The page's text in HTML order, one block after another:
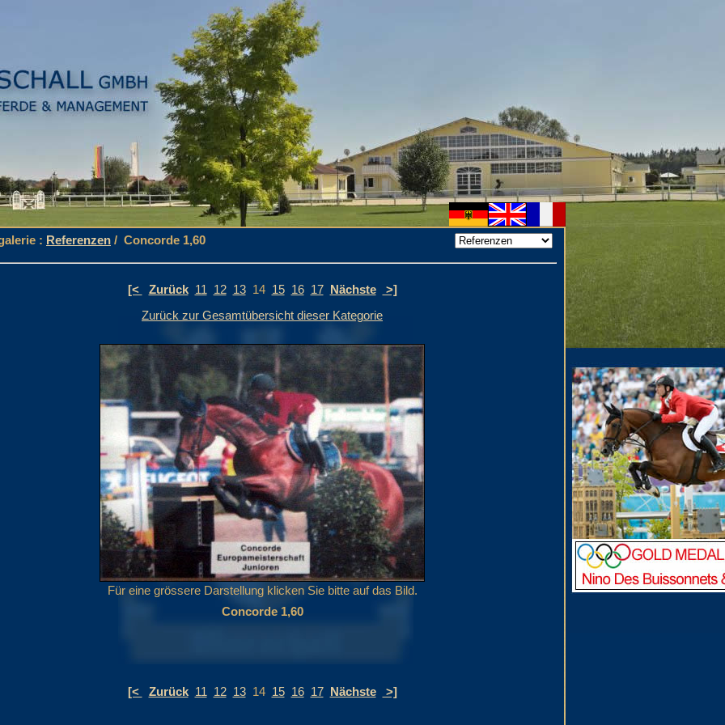
: Referenzen / Concorde 1,60
[< Zurück 11 12 1314 15 16 17 Nächste
>]
Zurück zur Gesamtübersicht dieser Kategorie
Für eine grössere Darstellung klicken Sie bitte auf das Bild.
Concorde 1,60
[< Zurück 11 12 1314 15 16 17 Nächste >]